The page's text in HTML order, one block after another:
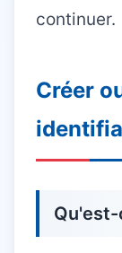
continuer.
Créer